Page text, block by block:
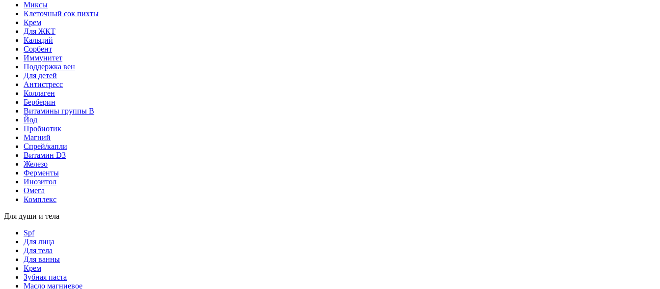
Миксы
Клеточный сок пихты
Крем
Для ЖКТ
Кальций
Сорбент
Иммунитет
Поддержка вен
Для детей
Антистресс
Коллаген
Берберин
Витамины группы B
Йод
Пробиотик
Магний
Спрей/капли
Витамин D3
Железо
Ферменты
Инозитол
Омега
Комплекс
Для души и тела
Spf
Для лица
Для тела
Для ванны
Крем
Зубная паста
Масло магниевое